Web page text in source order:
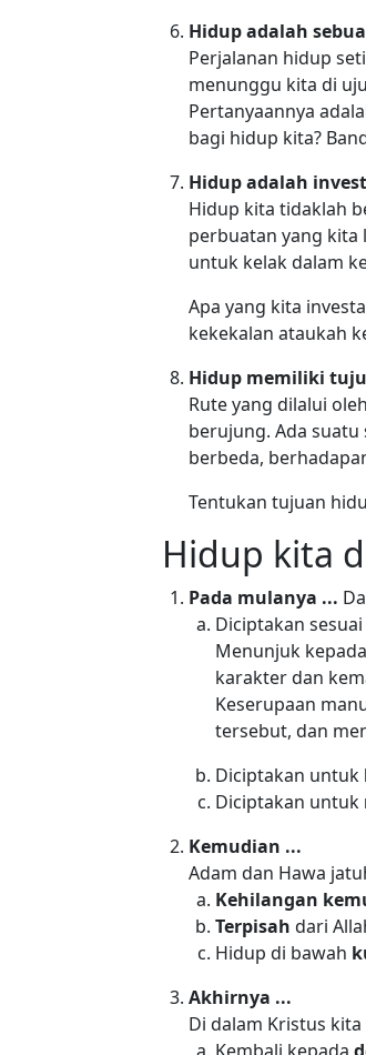
Hidup adalah
Perjalanan hidup
menunggu kita di
Pertanyaannya
bagi hidup kita?
Hidup adalah
Hidup kita tidaklah
perbuatan yang kita
untuk kelak dalam
Apa yang kita
kekekalan ataukah
Hidup memiliki
Rute yang dilalui
berujung. Ada
berbeda,
Tentukan tujuan
Hidup kita
Pada mulanya ...
Diciptakan
Menunjuk
karakter dan
Keserupaan
tersebut, dan
Diciptakan untuk
Diciptakan untuk
Kemudian ...
Adam dan Hawa
Kehilangan
Terpisah dari
Hidup di bawah
Akhirnya ...
Di dalam Kristus